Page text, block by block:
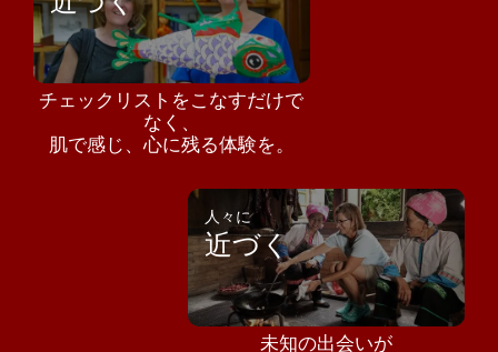
チェックリストをこなすだけで
なく、
肌で感じ、心に残る体験を。
人々に
近づく
未知の出会いが